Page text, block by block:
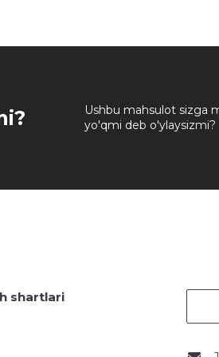
Ushbu mahsulot sizga
yo'qmi deb o'ylaysizmi?
shartlari